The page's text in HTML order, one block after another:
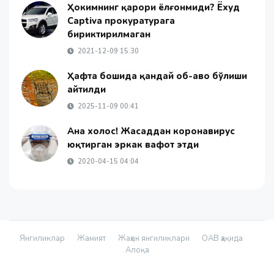
Ҳокимнинг қарори ёлғонмиди? Ёхуд
Captiva прокуратурага
бириктирилмаган
2021-12-09 15:30
Ҳафта бошида қандай об-ҳаво бўлиши
айтилди
2025-11-09 00:41
Ана холос! Жасаддан коронавирус
юқтирган эркак вафот этди
2020-04-15 04:04
Янгиликлар Жамият Жаҳон янгиликлари
ОАВ ҳақида
Алоқа